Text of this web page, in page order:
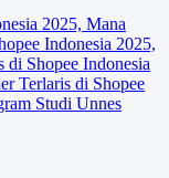
2025, Mana
Indonesia 2025,
di Shopee Indonesia
Terlaris di Shopee
Studi Unnes